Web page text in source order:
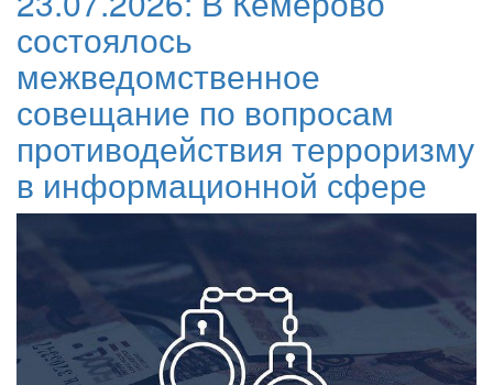
состоялось
межведомственное
совещание по вопросам
противодействия терроризму
в информационной сфере